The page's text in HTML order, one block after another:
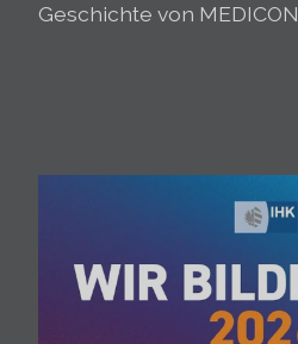
Geschichte von MEDICON